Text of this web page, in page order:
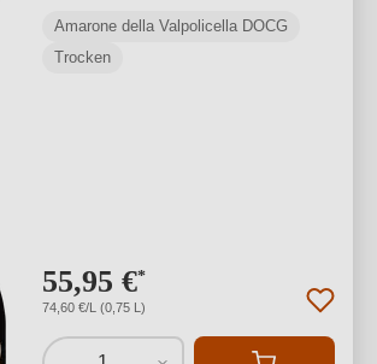
Amarone della Valpolicella DOCG
Trocken
55,95 €*
74,60 €/L (0,75 L)